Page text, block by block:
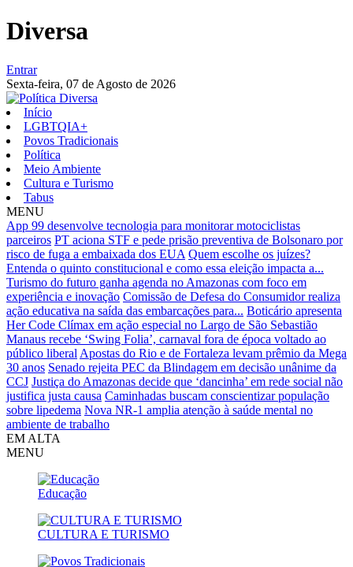
Diversa
Entrar
Sexta-feira, 07 de Agosto de 2026
Início
LGBTQIA+
Povos Tradicionais
Política
Meio Ambiente
Cultura e Turismo
Tabus
MENU
App 99 desenvolve tecnologia para monitorar motociclistas
parceiros PT aciona STF e pede prisão preventiva de Bolsonaro por
risco de fuga a embaixada dos EUA Quem escolhe os juízes?
Entenda o quinto constitucional e como essa eleição impacta a...
Turismo do futuro ganha agenda no Amazonas com foco em
experiência e inovação Comissão de Defesa do Consumidor realiza
ação educativa na saída das embarcações para... Boticário apresenta
Her Code Clímax em ação especial no Largo de São Sebastião
Manaus recebe ‘Swing Folia’, carnaval fora de época voltado ao
público liberal Apostas do Rio e de Fortaleza levam prêmio da Mega
30 anos Senado rejeita PEC da Blindagem em decisão unânime da
CCJ Justiça do Amazonas decide que ‘dancinha’ em rede social não
justifica justa causa Caminhadas buscam conscientizar população
sobre lipedema Nova NR-1 amplia atenção à saúde mental no
ambiente de trabalho
EM ALTA
MENU
Educação
CULTURA E TURISMO